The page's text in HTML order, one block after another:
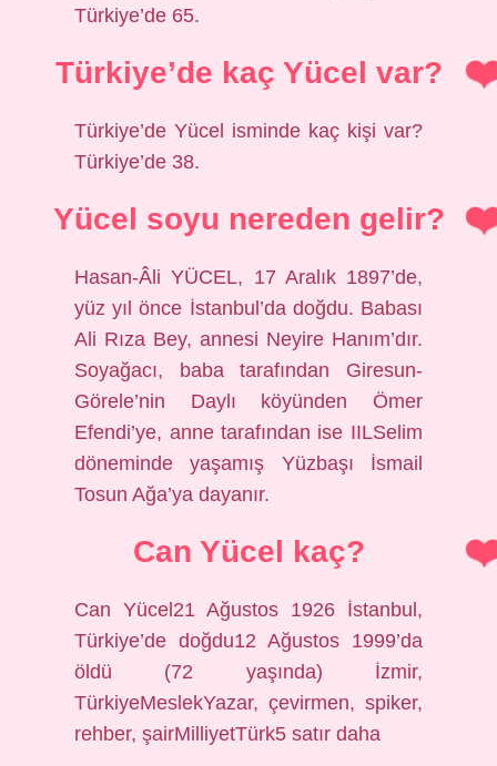
Türkiye’de 65.
Türkiye’de kaç Yücel var?
Türkiye’de Yücel isminde kaç kişi var?
Türkiye’de 38.
Yücel soyu nereden gelir?
Hasan-Âli YÜCEL, 17 Aralık 1897’de,
yüz yıl önce İstanbul’da doğdu. Babası
Ali Rıza Bey, annesi Neyire Hanım’dır.
Soyağacı, baba tarafından Giresun-
Görele’nin Daylı köyünden Ömer
Efendi’ye, anne tarafından ise IILSelim
döneminde yaşamış Yüzbaşı İsmail
Tosun Ağa’ya dayanır.
Can Yücel kaç?
Can Yücel21 Ağustos 1926 İstanbul,
Türkiye’de doğdu12 Ağustos 1999’da
öldü (72 yaşında) İzmir,
TürkiyeMeslekYazar, çevirmen, spiker,
rehber, şairMilliyetTürk5 satır daha